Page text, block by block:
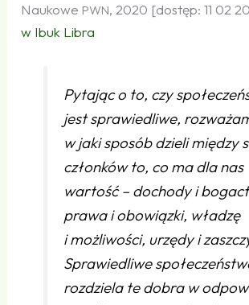
Naukowe PWN, 2020 [dostęp: 11 02
w Ibuk Libra
Pytając o to, czy
jest sprawiedliwe,
w jaki sposób dzieli między
członków to, co ma dla nas
wartość – dochody i
prawa i obowiązki, władzę
i możliwości, urzędy i
Sprawiedliwe
rozdziela te dobra w